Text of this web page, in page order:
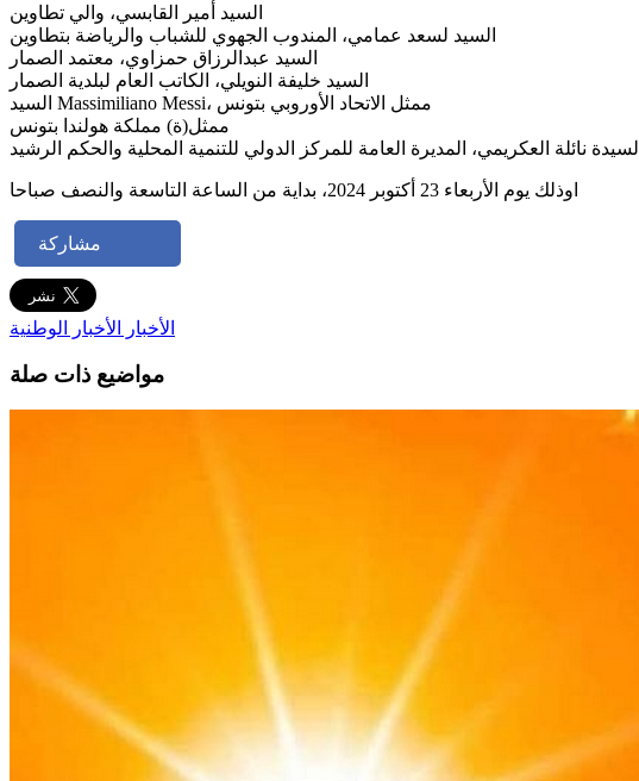
السيد أمير القابسي، والي تطاوين
السيد لسعد عمامي، المندوب الجهوي للشباب والرياضة بتطاوين
السيد عبدالرزاق حمزاوي، معتمد الصمار
السيد خليفة النويلي، الكاتب العام لبلدية الصمار
السيد Massimiliano Messi، ممثل الاتحاد الأوروبي بتونس
ممثل(ة) مملكة هولندا بتونس
السيدة نائلة العكريمي، المديرة العامة للمركز الدولي للتنمية المحلية والحكم الرشيد
اوذلك يوم الأربعاء 23 أكتوبر 2024، بداية من الساعة التاسعة والنصف صباحا
مشاركة
الأخبار الأخبار الوطنية
مواضيع ذات صلة